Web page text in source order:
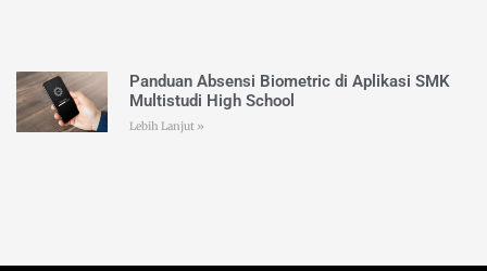
Panduan Absensi Biometric di Aplikasi SMK
Multistudi High School
Lebih Lanjut »